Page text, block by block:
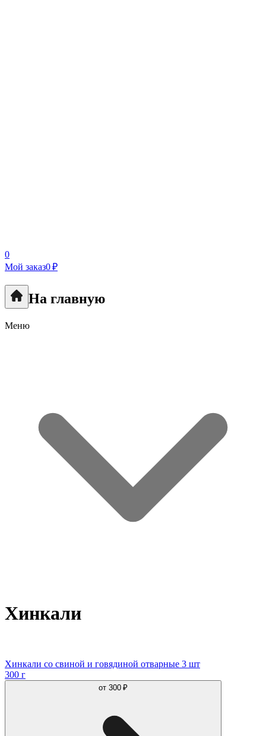
0
Мой заказ0 ₽
На главную
Меню
Хинкали
Хинкали со свиной и говядиной отварные 3 шт
300 г
от 300 ₽